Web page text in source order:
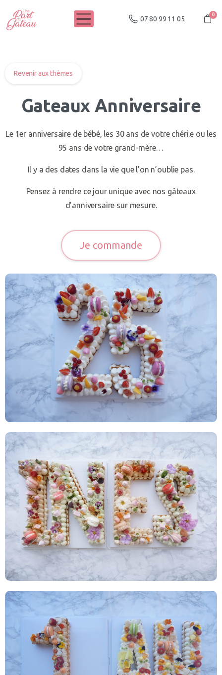
07 80 99 11 05 0
Revenir aux thèmes
Gateaux Anniversaire
Le 1er anniversaire de bébé, les 30 ans de votre chéri.e ou les
95 ans de votre grand-mère…
Il y a des dates dans la vie que l’on n’oublie pas.
Pensez à rendre ce jour unique avec nos gâteaux
d’anniversaire sur mesure.
Je commande